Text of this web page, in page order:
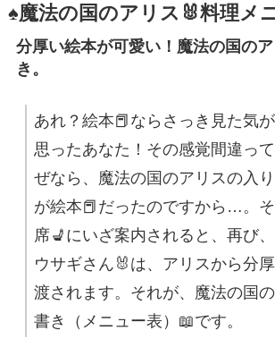
♠魔法の国のアリス🐰料理メ
分厚い絵本が可愛い！魔法の国の
き。
あれ？絵本📕ならさっき見た気
思ったあなた！その感覚間違っ
ぜなら、魔法の国のアリスの入
が絵本📕だったのですから…。
席💺にいざ案内されると、再び
ウサギさん🐰は、アリスから分
渡されます。それが、魔法の国
書き（メニュー表）📖です。